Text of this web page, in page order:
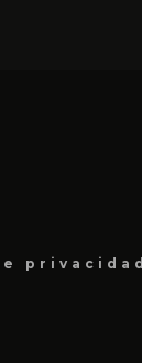
privacidad